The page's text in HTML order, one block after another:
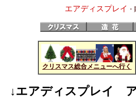
エアディスプレイ
クリスマス総合メニューへ行く
↓エアディスプレイ